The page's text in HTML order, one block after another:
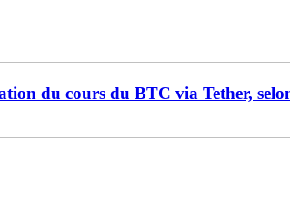
du cours du BTC via Tether,